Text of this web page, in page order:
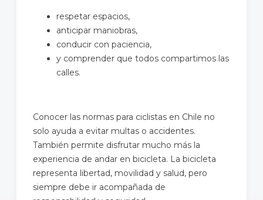
respetar espacios,
anticipar maniobras,
conducir con paciencia,
y comprender que todos compartimos las
calles.
Conocer las normas para ciclistas en Chile no
solo ayuda a evitar multas o accidentes.
También permite disfrutar mucho más la
experiencia de andar en bicicleta. La bicicleta
representa libertad, movilidad y salud, pero
siempre debe ir acompañada de